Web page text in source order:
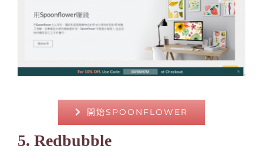
開始SPOONFLOWER
5. Redbubble